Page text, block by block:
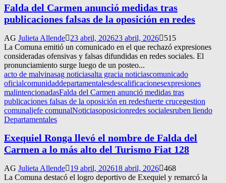
Falda del Carmen anunció medidas tras
publicaciones falsas de la oposición en redes
AG Julieta Allende 23 abril, 202623 abril, 2026
515
La Comuna emitió un comunicado en el que rechazó expresiones
consideradas ofensivas y falsas difundidas en redes sociales. El
pronunciamiento surge luego de un posteo...
acto de malvinasag noticiasalta gracia noticiascomunicado
oficialcomunidaddepartamentalesdescalificacionesexpresiones
malintencionadasFalda del Carmen anunció medidas tras
publicaciones falsas de la oposición en redesfuerte crucegestion
comunaljefe comunalNoticiasoposicionredes socialesruben liendo
Departamentales
Exequiel Ronga llevó el nombre de Falda del
Carmen a lo más alto del Turismo Fiat 128
AG Julieta Allende 19 abril, 202618 abril, 2026 468
La Comuna destacó el logro deportivo de Exequiel y remarcó la